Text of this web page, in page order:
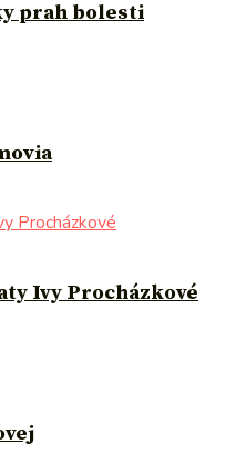
prah bolesti
Ivy Procházkové